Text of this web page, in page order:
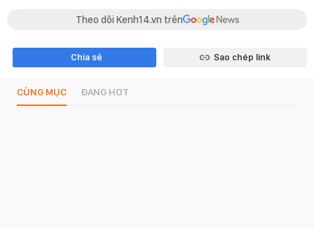
Theo dõi Kenh14.vn trên
Chia sẻ Sao chép link
CÙNG MỤC ĐANG HOT